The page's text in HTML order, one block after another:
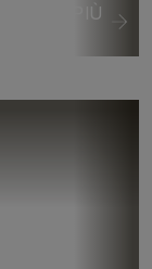
VEDI DI PIÙ